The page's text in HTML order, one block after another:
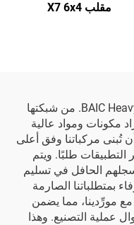
مقلب X7 6x4
تستفيد شركة BAIC Heavy Duty Trucks Co., Ltd. من شبكتها
مكونات ومواد عالية
تُبنى مركباتنا وفق أعلى
التطبيقات طلبًا. ويتم
سجلهم الحافل في تسليم
بمتطلباتنا الصارمة
مورِّدينا، مما يضمن
عملية التصنيع. وهذا